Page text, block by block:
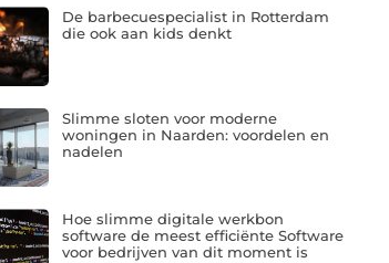
De barbecuespecialist in Rotterdam
die ook aan kids denkt
Slimme sloten voor moderne
woningen in Naarden: voordelen en
nadelen
Hoe slimme digitale werkbon
software de meest efficiënte Software
voor bedrijven van dit moment is